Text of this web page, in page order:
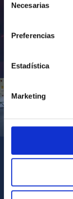
Necesarias
Preferencias
Estadística
Marketing
Inauguración de
Visita del